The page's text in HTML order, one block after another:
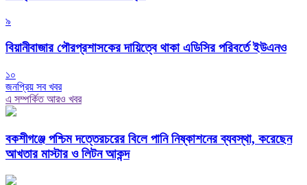
৯
বিয়ানীবাজার পৌরপ্রশাসকের দায়িত্বে থাকা এডিসির পরিবর্তে ইউএনও
১০
জনপ্রিয় সব খবর
এ সম্পর্কিত আরও খবর
বকশীগঞ্জে পশ্চিম দত্তেরচরের বিলে পানি নিষ্কাশনের ব্যবস্থা, করেছেন
আখতার মাস্টার ও লিটন আকন্দ